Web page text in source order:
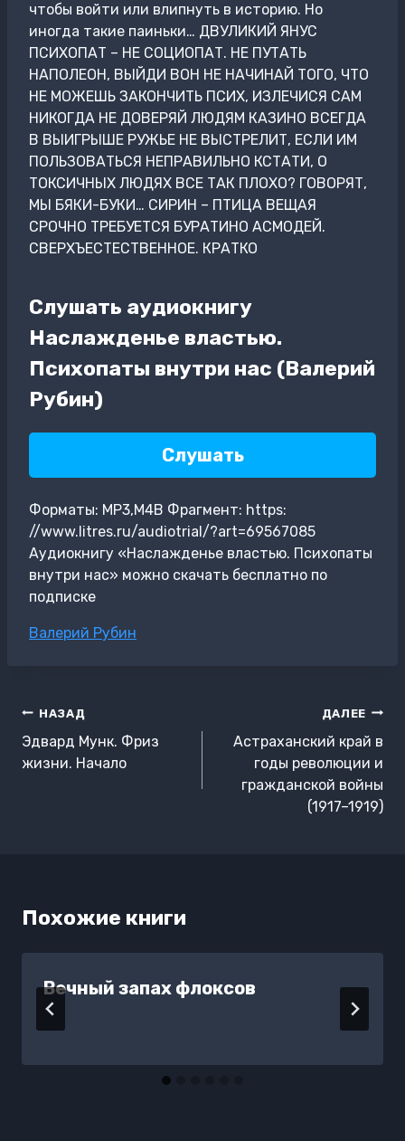
чтобы войти или влипнуть в историю. Но
иногда такие паиньки… ДВУЛИКИЙ ЯНУС
ПСИХОПАТ – НЕ СОЦИОПАТ. НЕ ПУТАТЬ
НАПОЛЕОН, ВЫЙДИ ВОН НЕ НАЧИНАЙ ТОГО, ЧТО
НЕ МОЖЕШЬ ЗАКОНЧИТЬ ПСИХ, ИЗЛЕЧИСЯ САМ
НИКОГДА НЕ ДОВЕРЯЙ ЛЮДЯМ КАЗИНО ВСЕГДА
В ВЫИГРЫШЕ РУЖЬЕ НЕ ВЫСТРЕЛИТ, ЕСЛИ ИМ
ПОЛЬЗОВАТЬСЯ НЕПРАВИЛЬНО КСТАТИ, О
ТОКСИЧНЫХ ЛЮДЯХ ВСЕ ТАК ПЛОХО? ГОВОРЯТ,
МЫ БЯКИ-БУКИ… СИРИН – ПТИЦА ВЕЩАЯ
СРОЧНО ТРЕБУЕТСЯ БУРАТИНО АСМОДЕЙ.
СВЕРХЪЕСТЕСТВЕННОЕ. КРАТКО
Слушать аудиокнигу
Наслажденье властью.
Психопаты внутри нас (Валерий
Рубин)
Слушать
Форматы: MP3,M4B Фрагмент: https:
//www.litres.ru/audiotrial/?art=69567085
Аудиокнигу «Наслажденье властью. Психопаты
внутри нас» можно скачать бесплатно по
подписке
Метки
Валерий Рубин
Навигация
по
записям
НАЗАД
Эдвард Мунк. Фриз
жизни. Начало
ДАЛЕЕ
Астраханский край в
годы революции и
гражданской войны
(1917–1919)
Похожие книги
Вечный запах флоксов